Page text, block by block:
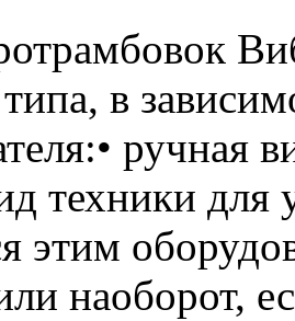
в
ручная
техники для
этим
наоборот,